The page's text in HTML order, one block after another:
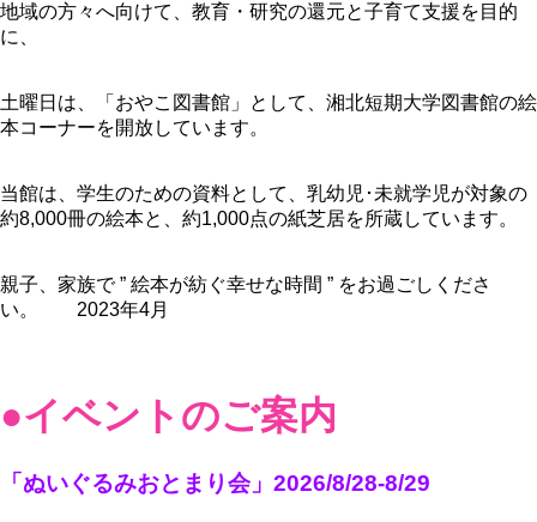
地域の方々へ向けて、教育・研究の還元と子育て支援を目的
に、
土曜日は、「おやこ図書館」として、湘北短期大学図書館の絵
本コーナーを開放しています。
当館は、学生のための資料として、乳幼児･未就学児が対象の
約8,000冊の絵本と、約1,000点の紙芝居を所蔵しています。
親子、家族で ” 絵本が紡ぐ幸せな時間 ” をお過ごしくださ
い。 2023年4月
●イベントのご案内
「ぬいぐるみおとまり会」2026/8/28-8/29